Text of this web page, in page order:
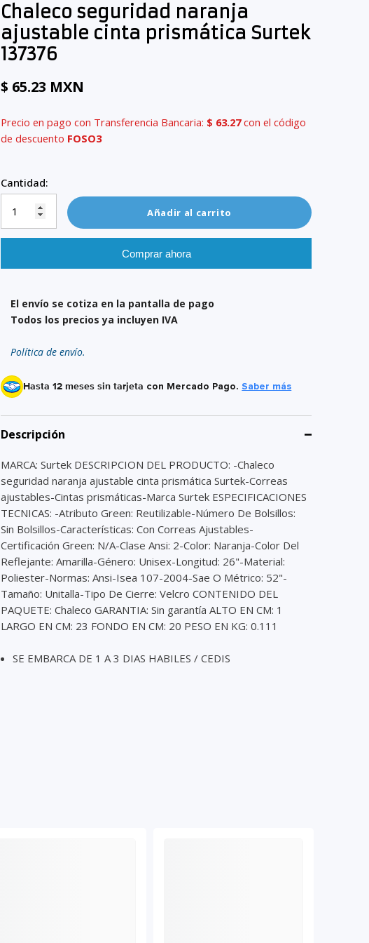
Chaleco seguridad naranja
ajustable cinta prismática Surtek
137376
$ 65.23 MXN
Precio en pago con Transferencia Bancaria: $ 63.27con el código
de descuento FOSO3
Cantidad:
Añadir al carrito
Comprar ahora
El envío se cotiza en la pantalla de pago
Todos los precios ya incluyen IVA
Política de envío.
Hasta 12 meses sin tarjeta con Mercado Pago. Saber más
Descripción
MARCA: Surtek DESCRIPCION DEL PRODUCTO: -Chaleco
seguridad naranja ajustable cinta prismática Surtek-Correas
ajustables-Cintas prismáticas-Marca Surtek ESPECIFICACIONES
TECNICAS: -Atributo Green: Reutilizable-Número De Bolsillos:
Sin Bolsillos-Características: Con Correas Ajustables-
Certificación Green: N/A-Clase Ansi: 2-Color: Naranja-Color Del
Reflejante: Amarilla-Género: Unisex-Longitud: 26"-Material:
Poliester-Normas: Ansi-Isea 107-2004-Sae O Métrico: 52"-
Tamaño: Unitalla-Tipo De Cierre: Velcro CONTENIDO DEL
PAQUETE: Chaleco GARANTIA: Sin garantía ALTO EN CM: 1
LARGO EN CM: 23 FONDO EN CM: 20 PESO EN KG: 0.111
SE EMBARCA DE 1 A 3 DIAS HABILES / CEDIS